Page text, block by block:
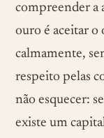
compreender a
ouro é aceitar o
calmamente,
respeito pelas
não esquecer:
existe um